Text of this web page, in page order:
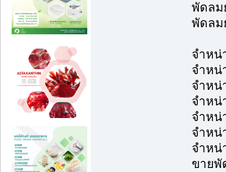
พัดลม
พัดลม
จำหน่
จำหน่
จำหน่
จำหน่
จำหน่
จำหน่
จำห
ขายพั